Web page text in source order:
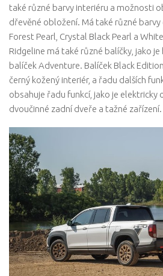
také různé barvy interiéru a možnosti
dřevěné obložení. Má také různé barvy
Forest Pearl, Crystal Black Pearl a
Ridgeline má také různé balíčky, jako
balíček Adventure. Balíček Black
černý kožený interiér, a řadu dalších
obsahuje řadu funkcí, jako je elektricky
dvoučinné zadní dveře a tažné zařízení.